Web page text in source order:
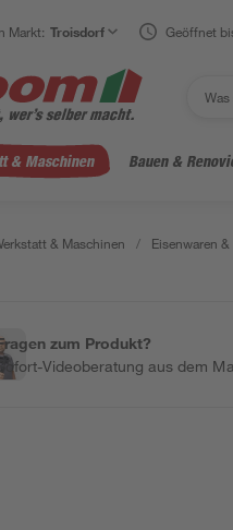
Markt: Troisdorf Geöffnet
& Maschinen Bauen &
& Maschinen / Eisenwaren
zum Produkt?
Sofort-Videoberatung aus dem